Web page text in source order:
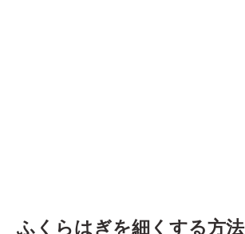
ふくらはぎを細くする方法